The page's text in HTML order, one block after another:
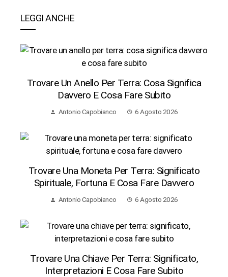
LEGGI ANCHE
Trovare Un Anello Per Terra: Cosa Significa
Davvero E Cosa Fare Subito
Antonio Capobianco 6 Agosto 2026
Trovare Una Moneta Per Terra: Significato
Spirituale, Fortuna E Cosa Fare Davvero
Antonio Capobianco 6 Agosto 2026
Trovare Una Chiave Per Terra: Significato,
Interpretazioni E Cosa Fare Subito